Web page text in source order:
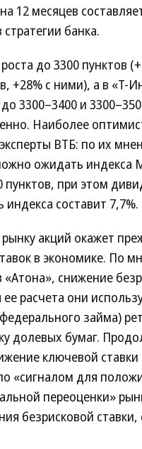
12 месяцев
стратегии банка.
до 3300 пунктов
+28% с ними), а в «Т-
3300–3400 и
Наиболее
ВТБ: по их
ожидать индекса
пунктов, при этом
индекса составит 7,7%.
акций окажет
в экономике. По
«Атона», снижение
ее расчета они
займа)
долевых бумаг.
ключевой
«сигналом для
переоценки»
безрисковой